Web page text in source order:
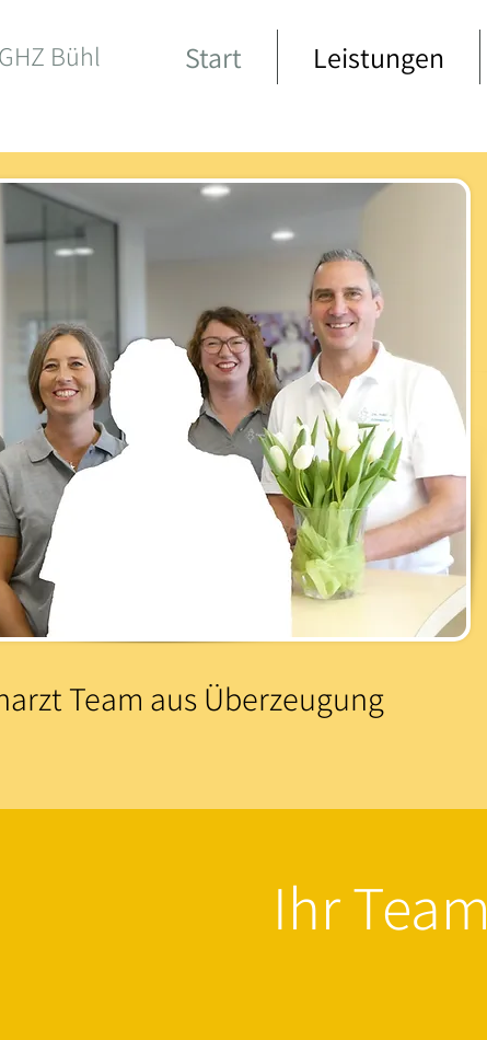
Bühl Start Leistungen
Team aus Überzeugung
Ihr Team